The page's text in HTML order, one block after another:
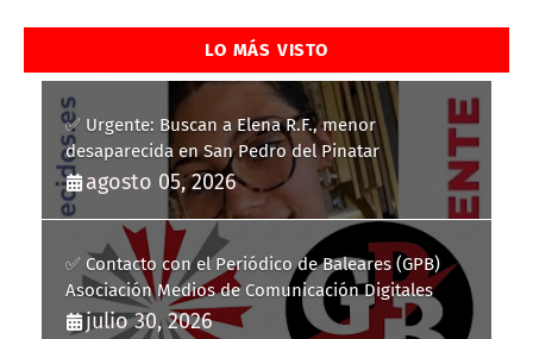
LO MÁS VISTO
✅ Urgente: Buscan a Elena R.F., menor
desaparecida en San Pedro del Pinatar
agosto 05, 2026
✅ Contacto con el Periódico de Baleares (GPB)
Asociación Medios de Comunicación Digitales
julio 30, 2026